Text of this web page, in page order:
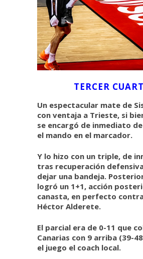
TERCER
Un espectacular mate de
con ventaja a Trieste, si
se encargó de inmediato
el mando en el marcador.
Y lo hizo con un triple, de
tras recuperación
dejar una bandeja.
logró un 1+1, acción
canasta, en perfecto
Héctor Alderete.
El parcial era de 0-11 que
Canarias con 9 arriba (39-
el juego el coach local.